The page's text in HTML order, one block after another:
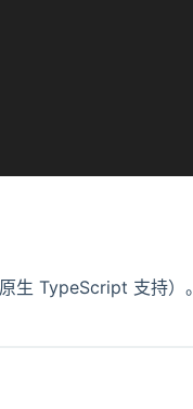
生 TypeScript 支持）。